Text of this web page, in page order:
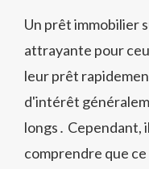
Un prêt immobilier
attrayante pour
leur prêt
d'intérêt
longs․ Cependant,
comprendre que